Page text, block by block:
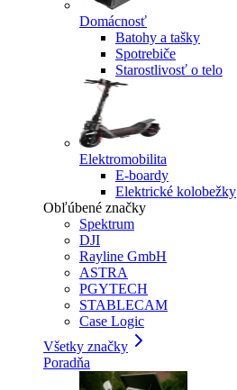
Domácnosť
Batohy a tašky
Spotrebiče
Starostlivosť o telo
Elektromobilita
E-boardy
Elektrické kolobežky
Obľúbené značky
Spektrum
DJI
Rayline GmbH
ASTRA
PGYTECH
STABLECAM
Case Logic
Všetky značky
Poradňa